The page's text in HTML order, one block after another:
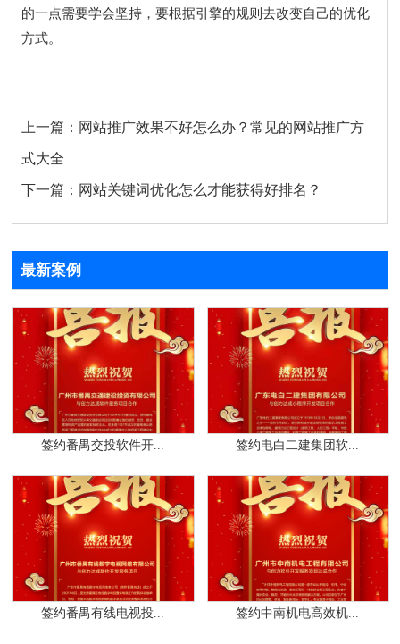
的一点需要学会坚持，要根据引擎的规则去改变自己的优化
方式。
上一篇： 网站推广效果不好怎么办？常见的网站推广方
式大全
下一篇： 网站关键词优化怎么才能获得好排名？
最新案例
签约番禺交投软件开... 签约电白二建集团软...
签约番禺有线电视投... 签约中南机电高效机...